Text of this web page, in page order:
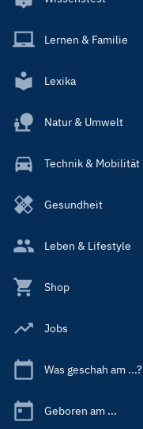
Lernen & Familie
Lexika
Natur & Umwelt
Technik & Mobilität
Gesundheit
Leben & Lifestyle
Shop
Jobs
Was geschah am ...?
Geboren am ...